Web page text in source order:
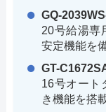
GQ-
20号給湯専
安定機能を
GT-
16号オート
き機能を搭